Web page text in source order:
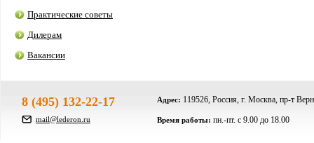
Практические советы
Дилерам
Вакансии
8 (495) 132-22-17
mail@lederon.ru
Адрес: 119526, Россия, г. Москва, пр-т
Время работы: пн.-пт. c 9.00 до 18.00